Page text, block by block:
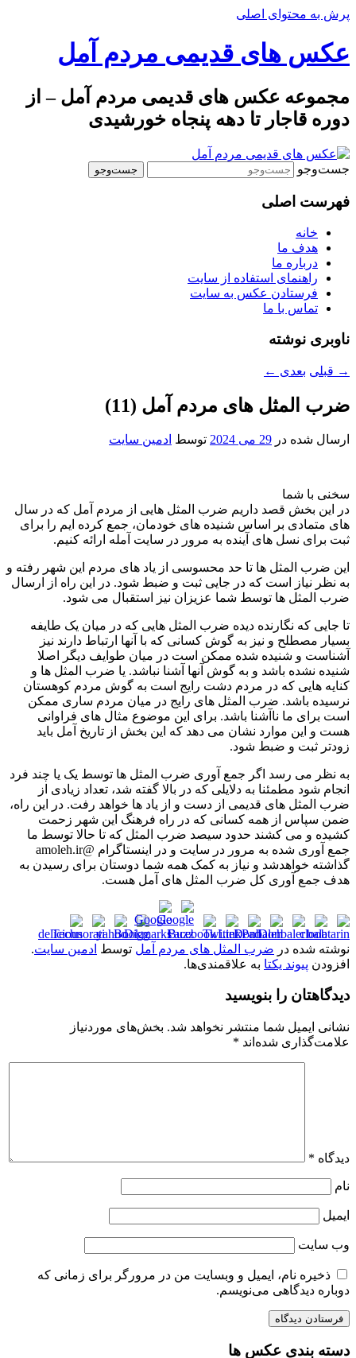
پرش به محتوای اصلی
عکس های قدیمی مردم آمل
مجموعه عکس های قدیمی مردم آمل – از
دوره قاجار تا دهه پنجاه خورشیدی
جست‌وجو
فهرست اصلی
خانه
هدف ما
درباره ما
راهنمای استفاده از سایت
فرستادن عکس به سایت
تماس با ما
ناوبری نوشته
→ قبلی بعدی ←
ضرب المثل های مردم آمل (11)
ارسال شده در 29 می 2024 توسط ادمین سایت
سخنی با شما
در این بخش قصد داریم ضرب المثل هایی از مردم آمل که در سال
های متمادی بر اساس شنیده های خودمان، جمع کرده ایم را برای
ثبت برای نسل های آینده به مرور در سایت آمله ارائه کنیم.
این ضرب المثل ها تا حد محسوسی از یاد های مردم این شهر رفته و
به نظر نیاز است که در جایی ثبت و ضبط شود. در این راه از ارسال
ضرب المثل ها توسط شما عزیزان نیز استقبال می شود.
تا جایی که نگارنده دیده ضرب المثل هایی که در میان یک طایفه
بسیار مصطلح و نیز به گوش کسانی که با آنها ارتباط دارند نیز
آشناست و شنیده شده ممکن است در میان طوایف دیگر اصلا
شنیده نشده باشد و به گوش آنها آشنا نباشد. یا ضرب المثل ها و
کنایه هایی که در مردم دشت رایج است به گوش مردم کوهستان
نرسیده باشد. ضرب المثل های رایج در میان مردم ساری ممکن
است برای ما ناآشنا باشد. برای این موضوع مثال های فراوانی
هست و این موارد نشان می دهد که این بخش از تاریخ آمل باید
زودتر ثبت و ضبط شود.
به نظر می رسد اگر جمع آوری ضرب المثل ها توسط یک یا چند فرد
انجام شود مطمئنا به دلایلی که در بالا گفته شد، تعداد زیادی از
ضرب المثل های قدیمی از دست و از یاد ها خواهد رفت. در این راه،
ضمن سپاس از همه کسانی که در راه فرهنگ این شهر زحمت
کشیده و می کشند حدود سیصد ضرب المثل که تا حالا توسط ما
جمع آوری شده به مرور در سایت و در اینستاگرام @amoleh.ir
گذاشته خواهدشد و نیاز به کمک همه شما دوستان برای رسیدن به
هدف جمع آوری کل ضرب المثل های آمل هست.
نوشته شده در ضرب المثل های مردم آمل توسط ادمین سایت.
افزودن پیوند یکتا به علاقمندی‌ها.
دیدگاهتان را بنویسید
نشانی ایمیل شما منتشر نخواهد شد. بخش‌های موردنیاز
علامت‌گذاری شده‌اند *
دیدگاه *
نام
ایمیل
وب‌ سایت
ذخیره نام، ایمیل و وبسایت من در مرورگر برای زمانی که
دوباره دیدگاهی می‌نویسم.
دسته بندی عکس ها